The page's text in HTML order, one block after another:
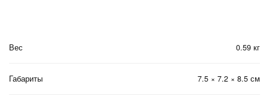
Вес 0.59 кг
Габариты 7.5 × 7.2 × 8.5 см